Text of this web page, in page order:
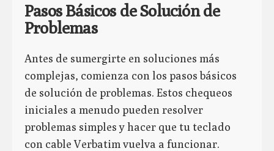
Pasos Básicos de Solución de
Problemas
Antes de sumergirte en soluciones más
complejas, comienza con los pasos básicos
de solución de problemas. Estos chequeos
iniciales a menudo pueden resolver
problemas simples y hacer que tu teclado
con cable Verbatim vuelva a funcionar.